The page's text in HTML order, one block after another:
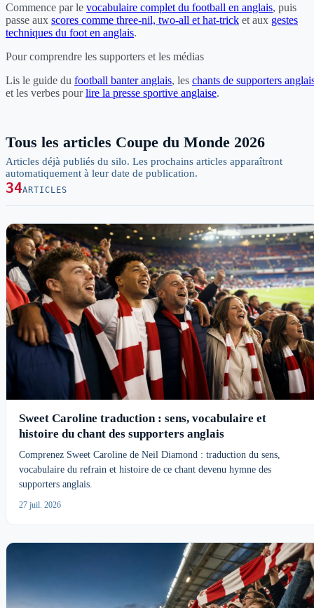
Commence par le vocabulaire complet du football en anglais, puis
passe aux scores comme three-nil, two-all et hat-trick et aux gestes
techniques du foot en anglais.
Pour comprendre les supporters et les médias
Lis le guide du football banter anglais, les chants de supporters
et les verbes pourlire la presse sportive anglaise.
Tous les articles Coupe du Monde 2026
Articles déjà publiés du silo. Les prochains articles apparaîtront
automatiquement à leur date de publication.
34ARTICLES
Sweet Caroline traduction : sens, vocabulaire et
histoire du chant des supporters anglais
Comprenez Sweet Caroline de Neil Diamond : traduction du sens,
vocabulaire du refrain et histoire de ce chant devenu hymne des
supporters anglais.
27 juil. 2026